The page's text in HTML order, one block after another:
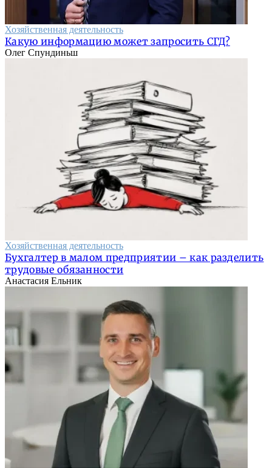
Хозяйственная деятельность
Какую информацию может запросить СГД?
Олег Спундиньш
Хозяйственная деятельность
Бухгалтер в малом предприятии – как разделить
трудовые обязанности
Анастасия Ельник